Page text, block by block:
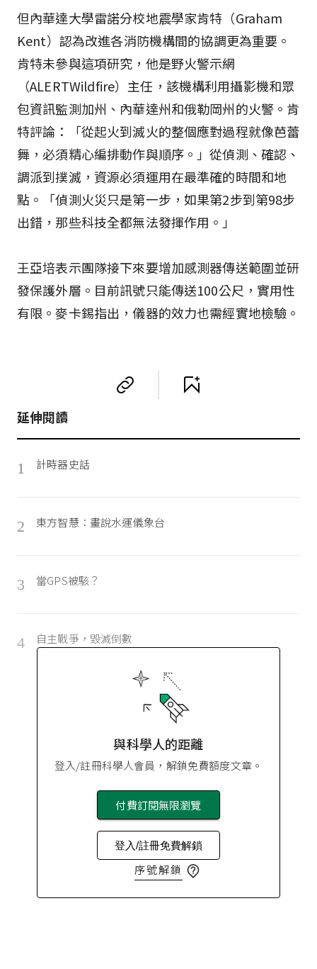
但內華達大學雷諾分校地震學家肯特（Graham
Kent）認為改進各消防機構間的協調更為重要。
肯特未參與這項研究，他是野火警示網
（ALERTWildfire）主任，該機構利用攝影機和眾
包資訊監測加州、內華達州和俄勒岡州的火警。肯
特評論：「從起火到滅火的整個應對過程就像芭蕾
舞，必須精心編排動作與順序。」從偵測、確認、
調派到撲滅，資源必須運用在最準確的時間和地
點。「偵測火災只是第一步，如果第2步到第98步
出錯，那些科技全都無法發揮作用。」
王亞培表示團隊接下來要增加感測器傳送範圍並研
發保護外層。目前訊號只能傳送100公尺，實用性
有限。麥卡錫指出，儀器的效力也需經實地檢驗。
延伸閱讀
1 計時器史話
2 東方智慧：畫說水運儀象台
3 當GPS被駭？
4 自主戰爭，毀滅倒數
與科學人的距離
登入/註冊科學人會員，解鎖免費額度文章。
付費訂閱無限瀏覽
登入/註冊免費解鎖
序號解鎖